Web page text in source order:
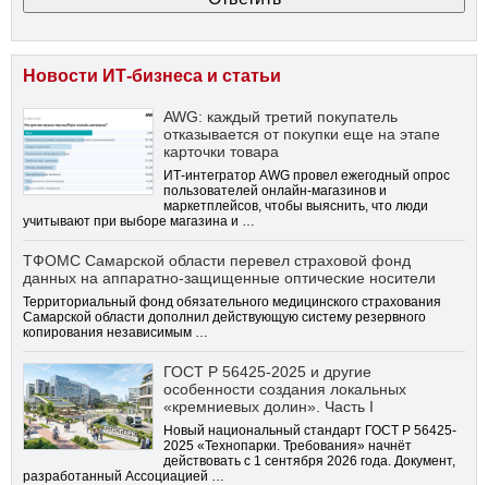
Новости ИТ-бизнеса и статьи
AWG: каждый третий покупатель
отказывается от покупки еще на этапе
карточки товара
ИТ-интегратор AWG провел ежегодный опрос
пользователей онлайн-магазинов и
маркетплейсов, чтобы выяснить, что люди
учитывают при выборе магазина и …
ТФОМС Самарской области перевел страховой фонд
данных на аппаратно-защищенные оптические носители
Территориальный фонд обязательного медицинского страхования
Самарской области дополнил действующую систему резервного
копирования независимым …
ГОСТ Р 56425-2025 и другие
особенности создания локальных
«кремниевых долин». Часть I
Новый национальный стандарт ГОСТ Р 56425-
2025 «Технопарки. Требования» начнёт
действовать с 1 сентября 2026 года. Документ,
разработанный Ассоциацией …